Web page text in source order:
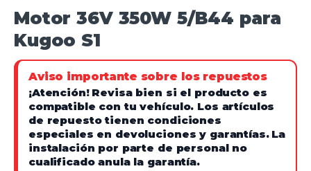
Motor 36V 350W 5/B44 para
Kugoo S1
Aviso importante sobre los repuestos
¡Atención! Revisa bien si el producto es
compatible con tu vehículo. Los artículos
de repuesto tienen condiciones
especiales en devoluciones y garantías. La
instalación por parte de personal no
cualificado anula la garantía.